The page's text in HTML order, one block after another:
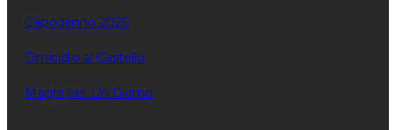
Capodanno 2026
Omicidio al Castello
Maghi per Un Giorno